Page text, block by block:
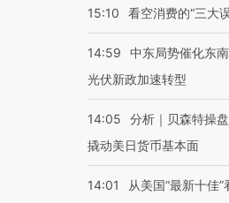
15:10 看空消费的“三大
14:59
中东局势催化东
光伏新政加速转型
14:05
分析｜贝森特操
撬动美日货币基本面
14:01
从美国“最新十佳